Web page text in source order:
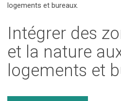
logements et bureaux.
Intégrer des
et la nature
logements et